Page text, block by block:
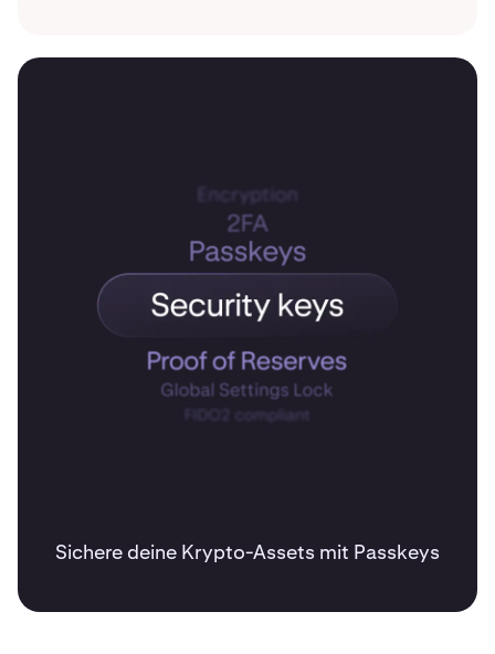
Sichere deine Krypto-Assets mit Passkeys